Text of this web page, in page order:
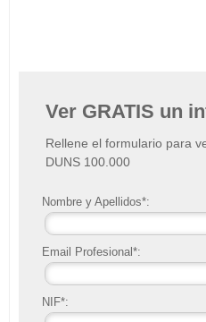
Ver GRATIS un
Rellene el formulario para
DUNS 100.000
Nombre y Apellidos*:
Email Profesional*:
NIF*: